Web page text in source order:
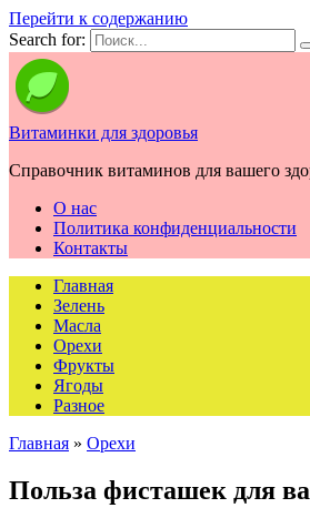
Перейти к содержанию
Search for:
Витаминки для здоровья
Справочник витаминов для вашего
О нас
Политика конфиденциальности
Контакты
Главная
Зелень
Масла
Орехи
Фрукты
Ягоды
Разное
Главная » Орехи
Польза фисташек для